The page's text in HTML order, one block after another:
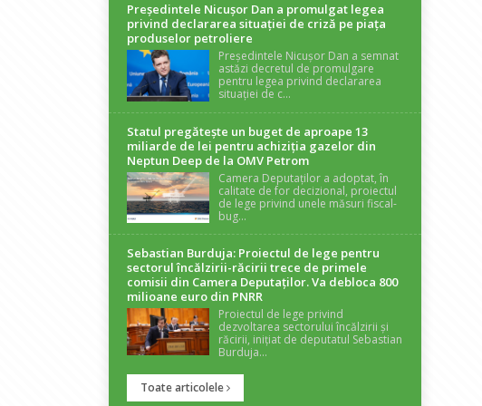
Președintele Nicuşor Dan a promulgat legea
privind declararea situaţiei de criză pe piaţa
produselor petroliere
Președintele Nicușor Dan a semnat
astăzi decretul de promulgare
pentru legea privind declararea
situației de c...
Statul pregătește un buget de aproape 13
miliarde de lei pentru achiziția gazelor din
Neptun Deep de la OMV Petrom
Camera Deputaților a adoptat, în
calitate de for decizional, proiectul
de lege privind unele măsuri fiscal-
bug...
Sebastian Burduja: Proiectul de lege pentru
sectorul încălzirii-răcirii trece de primele
comisii din Camera Deputaților. Va debloca 800
milioane euro din PNRR
Proiectul de lege privind
dezvoltarea sectorului încălzirii și
răcirii, inițiat de deputatul Sebastian
Burduja...
Toate articolele